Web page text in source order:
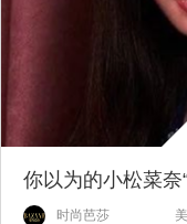
时尚芭莎